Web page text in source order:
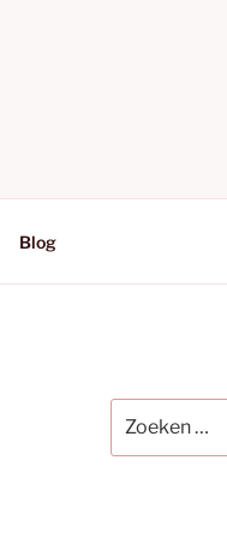
Blog
naar: